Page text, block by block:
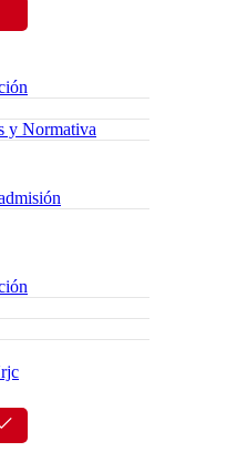
y Normativa